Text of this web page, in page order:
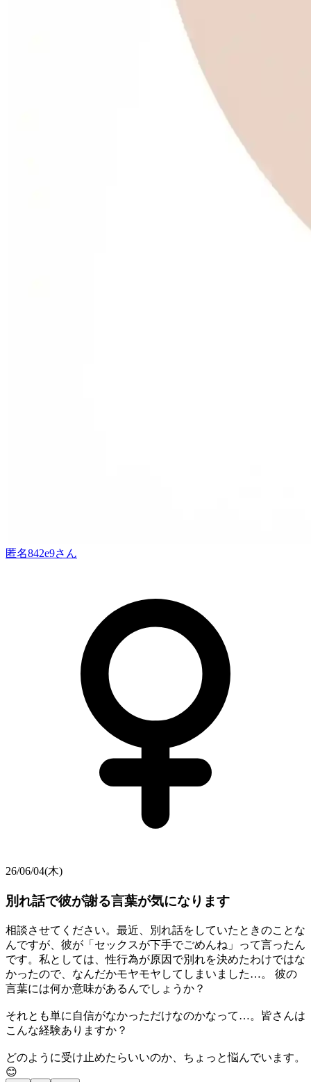
匿名842e9さん
26/06/04(木)
別れ話で彼が謝る言葉が気になります
相談させてください。最近、別れ話をしていたときのことな
んですが、彼が「セックスが下手でごめんね」って言ったん
です。私としては、性行為が原因で別れを決めたわけではな
かったので、なんだかモヤモヤしてしまいました…。 彼の
言葉には何か意味があるんでしょうか？
それとも単に自信がなかっただけなのかなって…。皆さんは
こんな経験ありますか？
どのように受け止めたらいいのか、ちょっと悩んでいます。
😊